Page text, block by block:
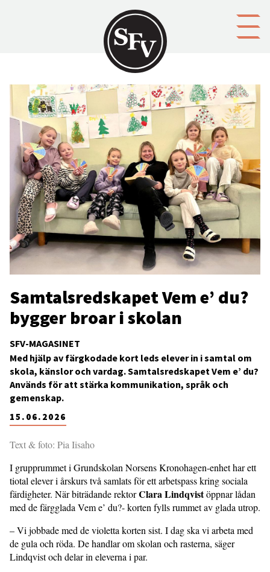
SFV-MAGASINET
Samtalsredskapet Vem e’ du?
bygger broar i skolan
15.06.2026
Med hjälp av färgkodade kort leds elever in i samtal om
skola, känslor och vardag. Samtalsredskapet Vem e’ du?
Används för att stärka kommunikation, språk och
gemenskap.
Text & foto: Pia Iisaho
I grupprummet i Grundskolan Norsens Kronohagen-enhet har ett
tiotal elever i årskurs två samlats för ett arbetspass kring sociala
färdigheter. När biträdande rektorClara Lindqvistöppnar lådan
med de färgglada Vem e’ du?- korten fylls rummet av glada utrop.
– Vi jobbade med de violetta korten sist. I dag ska vi arbeta med
de gula och röda. De handlar om skolan och rasterna, säger
Lindqvist och delar in eleverna i par.